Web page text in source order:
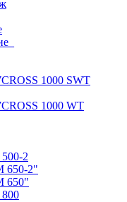
1000 SWT
1000 WT
2
650-2"
650"